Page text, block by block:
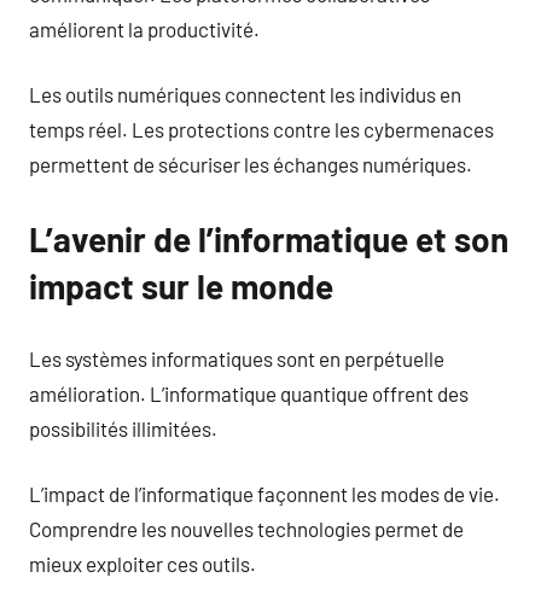
améliorent la productivité.
Les outils numériques connectent les individus en
temps réel. Les protections contre les cybermenaces
permettent de sécuriser les échanges numériques.
L’avenir de l’informatique et son
impact sur le monde
Les systèmes informatiques sont en perpétuelle
amélioration. L’informatique quantique offrent des
possibilités illimitées.
L’impact de l’informatique façonnent les modes de vie.
Comprendre les nouvelles technologies permet de
mieux exploiter ces outils.